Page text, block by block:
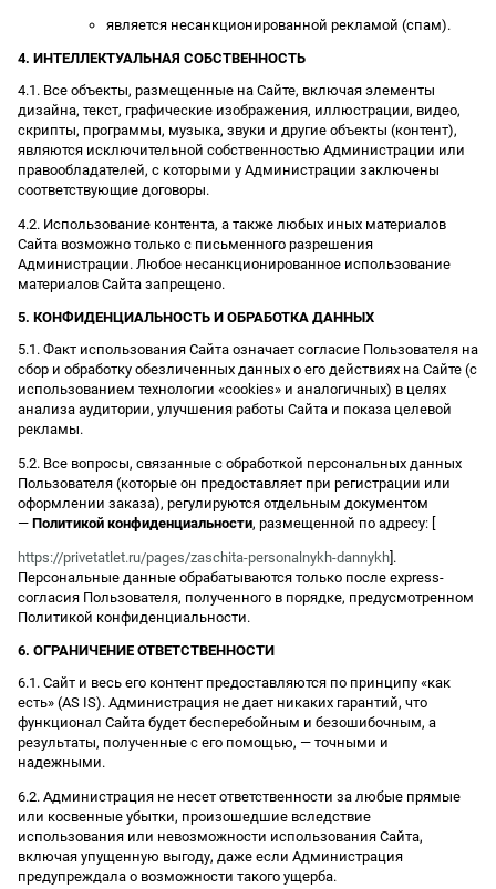
является несанкционированной рекламой (спам).
4. ИНТЕЛЛЕКТУАЛЬНАЯ СОБСТВЕННОСТЬ
4.1. Все объекты, размещенные на Сайте, включая элементы
дизайна, текст, графические изображения, иллюстрации, видео,
скрипты, программы, музыка, звуки и другие объекты (контент),
являются исключительной собственностью Администрации или
правообладателей, с которыми у Администрации заключены
соответствующие договоры.
4.2. Использование контента, а также любых иных материалов
Сайта возможно только с письменного разрешения
Администрации. Любое несанкционированное использование
материалов Сайта запрещено.
5. КОНФИДЕНЦИАЛЬНОСТЬ И ОБРАБОТКА ДАННЫХ
5.1. Факт использования Сайта означает согласие Пользователя на
сбор и обработку обезличенных данных о его действиях на Сайте (с
использованием технологии «cookies» и аналогичных) в целях
анализа аудитории, улучшения работы Сайта и показа целевой
рекламы.
5.2. Все вопросы, связанные с обработкой персональных данных
Пользователя (которые он предоставляет при регистрации или
оформлении заказа), регулируются отдельным документом
— Политикой конфиденциальности, размещенной по адресу: [
https://privetatlet.ru/pages/zaschita-personalnykh-dannykh ].
Персональные данные обрабатываются только после express-
согласия Пользователя, полученного в порядке, предусмотренном
Политикой конфиденциальности.
6. ОГРАНИЧЕНИЕ ОТВЕТСТВЕННОСТИ
6.1. Сайт и весь его контент предоставляются по принципу «как
есть» (AS IS). Администрация не дает никаких гарантий, что
функционал Сайта будет бесперебойным и безошибочным, а
результаты, полученные с его помощью, — точными и
надежными.
6.2. Администрация не несет ответственности за любые прямые
или косвенные убытки, произошедшие вследствие
использования или невозможности использования Сайта,
включая упущенную выгоду, даже если Администрация
предупреждала о возможности такого ущерба.